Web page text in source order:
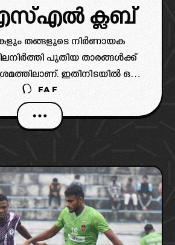
ക്ലബ്
തങ്ങളുടെ നിർണായക
പുതിയ താരങ്ങൾക്ക്
ഇതിനിടയിൽ ഒരു
മികച്ച പ്രകടനം നടത്തുന്ന
വിദേശ താരങ്ങളെയും റിലീസ്
ഒരുങ്ങുന്നു എന്നാ വാർത്ത
FAF